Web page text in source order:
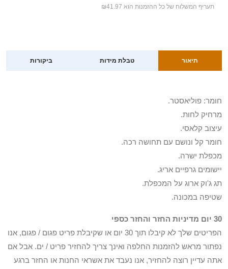
תעריף המשלוח של כל ההזמנות הוא ₪41.97
תיאור טבלת מידות ביקורות
חומר: פוליאסטר.
מרחיק לחות.
עיצוב קלאסי.
חומר קל ונושם עם תחושה רכה.
מכפלת ישרה.
יישומים גרפיים אריג.
תג ג'וק ארוג על המכפלת.
שטיפה במכונה.
30 יום מדיניות החזר והחזר כספי
הפריטים שלך לא קיבלו תוך 30 יום או שקיבלת פריט פגום / פגום, אנו
נפתור מראש להזמנות החלפה ואינך צריך להחזיר פריט / ים. אבל אם
אתה עדיין רוצה להחזיר, אנו נעבד את אשראי החנות או החזר ברגע